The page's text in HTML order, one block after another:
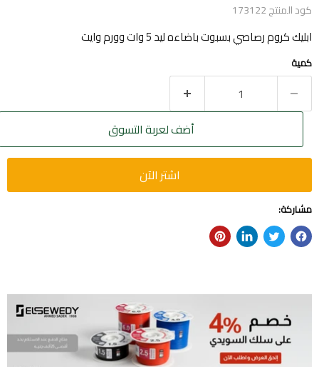
كود المنتج173122
ابليك كروم رصاصي بسبوت باضاءه ليد 5 وات وورم وايت
كمية
أضف لعربة التسوق
اشتر الآن
مشاركة: